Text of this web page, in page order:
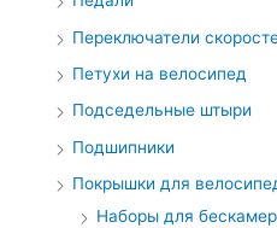
Переключатели
Петухи на велосипед
Подседельные штыри
Подшипники
Покрышки для
Наборы для